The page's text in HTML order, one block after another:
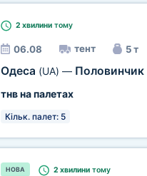
2 хвилинитому
06.08 тент 5 т
Одеса (UA) — Половинчик
тнв на палетах
Кільк. палет: 5
НОВА 2 хвилинитому